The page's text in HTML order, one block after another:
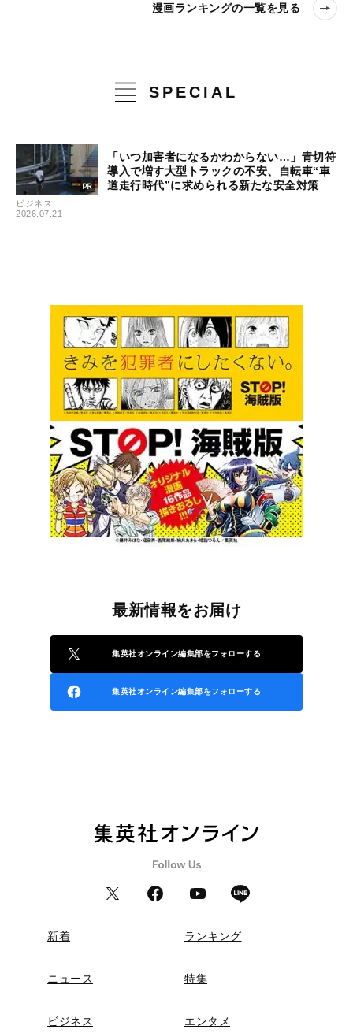
漫画ランキングの一覧を見る
SPECIAL
ビジネス
2026.07.21
「いつ加害者になるかわからない…」青切符
導入で増す大型トラックの不安、自転車“車
道走行時代”に求められる新たな安全対策
最新情報をお届け
集英社オンライン編集部をフォローする
集英社オンライン編集部をフォローする
新着 ランキング
ニュース 特集
ビジネス エンタメ